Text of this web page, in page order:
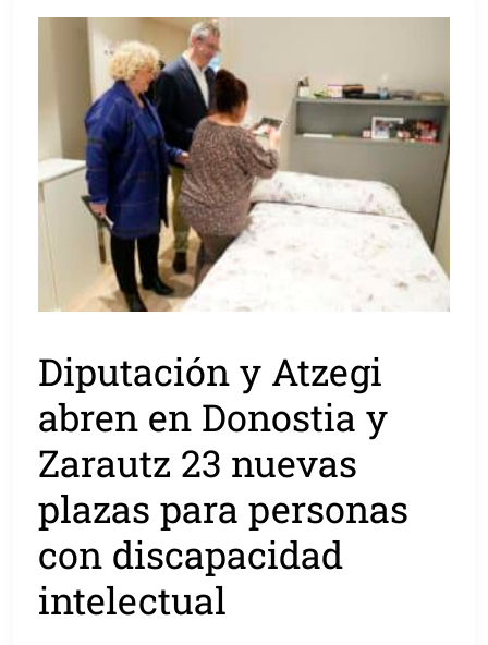
Diputación y Atzegi
abren en Donostia y
Zarautz 23 nuevas
plazas para personas
con discapacidad
intelectual